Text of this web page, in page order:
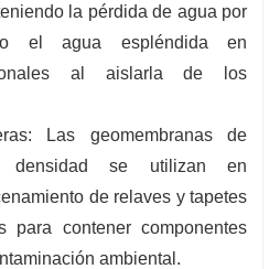
la pérdida de agua por
el agua espléndida en
al aislarla de los
Las geomembranas de
densidad se utilizan en
de relaves y tapetes
contener componentes
ambiental.